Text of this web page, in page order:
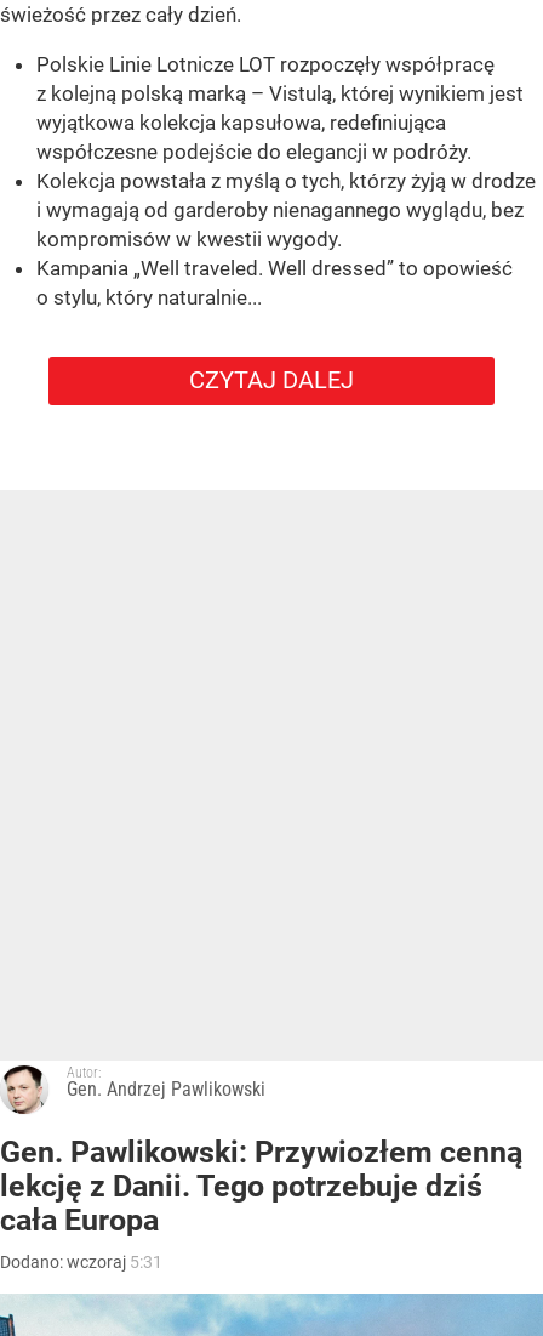
świeżość przez cały dzień.
Polskie Linie Lotnicze LOT rozpoczęły współpracę
z kolejną polską marką – Vistulą, której wynikiem jest
wyjątkowa kolekcja kapsułowa, redefiniująca
współczesne podejście do elegancji w podróży.
Kolekcja powstała z myślą o tych, którzy żyją w drodze
i wymagają od garderoby nienagannego wyglądu, bez
kompromisów w kwestii wygody.
Kampania „Well traveled. Well dressed” to opowieść
o stylu, który naturalnie...
CZYTAJ DALEJ
Autor:
Gen. Andrzej Pawlikowski
Gen. Pawlikowski: Przywiozłem cenną
lekcję z Danii. Tego potrzebuje dziś
cała Europa
Dodano:wczoraj 5:31